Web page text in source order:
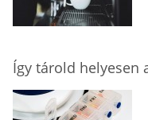
Így tárold helyesen